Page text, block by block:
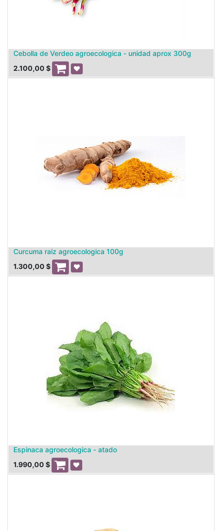
Cebolla de Verdeo agroecologica - unidad aprox 300g
2.100,00 $
Curcuma raiz agroecologica 100g
1.300,00 $
Espinaca agroecologica - atado
1.990,00 $